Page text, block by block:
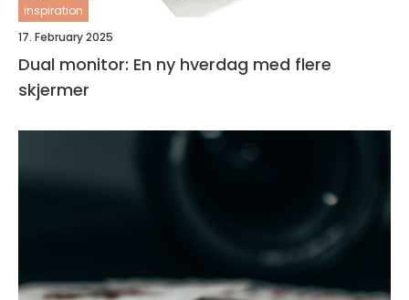
inspiration
17. February 2025
Dual monitor: En ny hverdag med flere
skjermer